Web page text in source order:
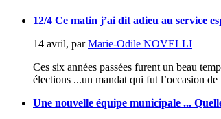
12/4 Ce matin j’ai dit adieu au service
14 avril, parMarie-Odile NOVELLI
Ces six années passées furent un beau
élections ...un mandat qui fut l’occasion
Une nouvelle équipe municipale ...